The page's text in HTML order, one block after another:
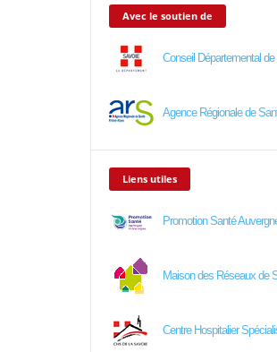
Avec le soutien de
Conseil Départemental
Agence Régionale de
Liens utiles
Promotion Santé
Maison des Réseaux de
Centre Hospitalier